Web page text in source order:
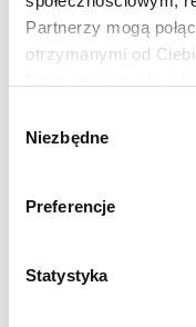
Partnerzy mogą
otrzymanymi od
zgody
Niezbędne
Preferencje
Statystyka